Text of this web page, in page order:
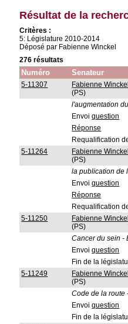
Résultat de la
Critères :
5: Législature 2010-2014
Déposé par Fabienne Winckel
276 résultats
Numéro Senateur
5-11307
Fabienne Winckel
(PS)
l'augmentation
Envoiquestion
Réponse
Requalification
5-11264
Fabienne Winckel
(PS)
la publication de
Envoiquestion
Réponse
Requalification
5-11250
Fabienne Winckel
(PS)
Cancer du sein -
Envoiquestion
Fin de la
5-11249
Fabienne Winckel
(PS)
Code de la route
Envoiquestion
Fin de la